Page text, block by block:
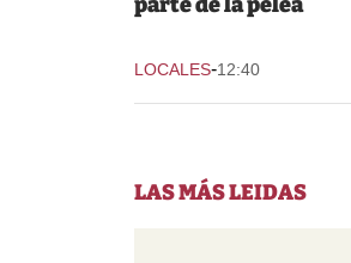
LOCALES-12:40
LAS MÁS LEIDAS